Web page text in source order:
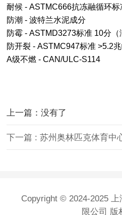
耐候 - ASTMC666抗冻融循环标
防潮 - 波特兰水泥成分
防霉 - ASTMD3273标准 10分（
防开裂 - ASTMC947标准 >5.2
A级不燃 - CAN/ULC-S114
上一篇：没有了
下一篇 : 苏州奥林匹克体育中
Copyright © 2024-2025
限公司 版